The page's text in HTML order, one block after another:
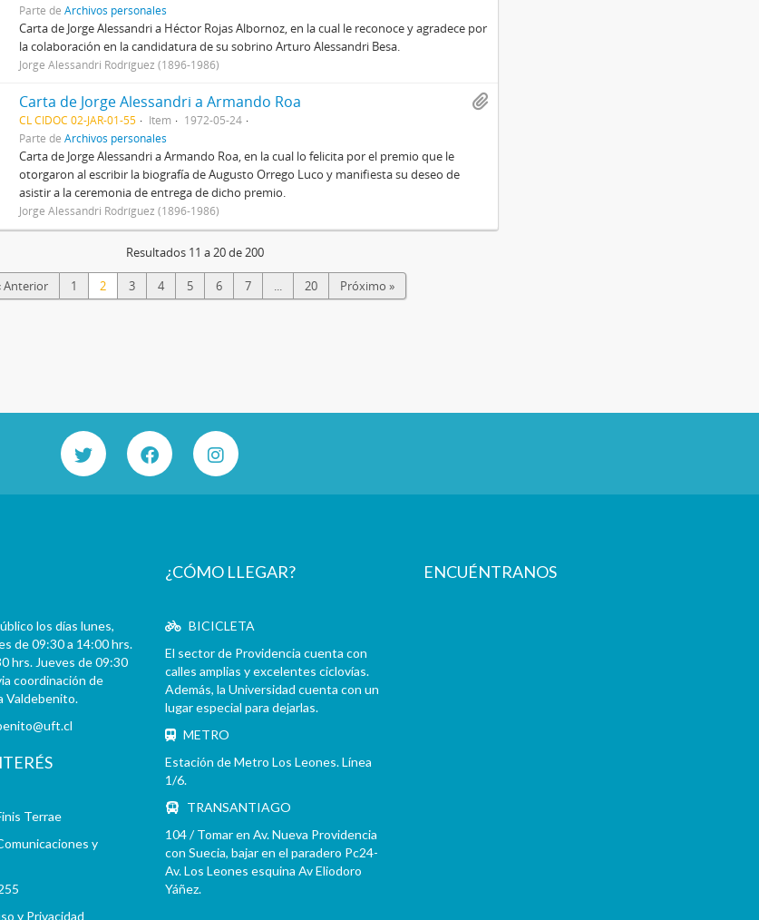
Parte de Archivos personales
Carta de Jorge Alessandri a Héctor Rojas Albornoz, en la cual le reconoce y agradece por
la colaboración en la candidatura de su sobrino Arturo Alessandri Besa.
Jorge Alessandri Rodríguez (1896-1986)
Carta de Jorge Alessandri a Armando Roa
CL CIDOC 02-JAR-01-55 Item
1972-05-24
Parte de Archivos personales
Carta de Jorge Alessandri a Armando Roa, en la cual lo felicita por el premio que le
otorgaron al escribir la biografía de Augusto Orrego Luco y manifiesta su deseo de
asistir a la ceremonia de entrega de dicho premio.
Jorge Alessandri Rodríguez (1896-1986)
Resultados 11 a 20 de 200
Anterior 1 2 3 4 5 6 7 ... 20 Próximo »
los días lunes,
de 09:30 a 14:00 hrs.
hrs. Jueves de 09:30
coordinación de
Valdebenito.
Terrae
y
y Privacidad
¿CÓMO LLEGAR?
BICICLETA
El sector de Providencia cuenta con
calles amplias y excelentes ciclovías.
Además, la Universidad cuenta con un
lugar especial para dejarlas.
METRO
Estación de Metro Los Leones. Línea
1/6.
TRANSANTIAGO
104 / Tomar en Av. Nueva Providencia
con Suecia, bajar en el paradero Pc24-
Av. Los Leones esquina Av Eliodoro
Yáñez.
ENCUÉNTRANOS